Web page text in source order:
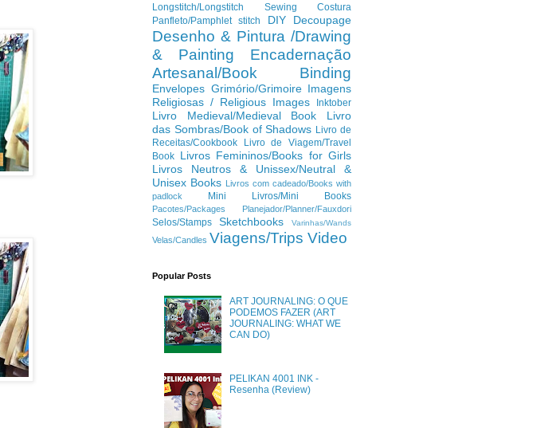
Longstitch/Longstitch Sewing
Costura
Panfleto/Pamphlet stitch
DIY Decoupage
Desenho & Pintura /Drawing
& Painting
Encadernação
Artesanal/Book Binding
Envelopes Grimório/Grimoire Imagens
Religiosas / Religious Images
Inktober
Livro Medieval/Medieval Book
Livro
das Sombras/Book of Shadows Livro de
Receitas/Cookbook
Livro de Viagem/Travel
Book Livros Femininos/Books for Girls
Livros Neutros & Unissex/Neutral &
Unisex Books Livros com cadeado/Books with
padlock
Mini Livros/Mini Books
Pacotes/Packages Planejador/Planner/Fauxdori
Selos/Stamps Sketchbooks Varinhas/Wands
Velas/Candles Viagens/Trips Video
Popular Posts
ART JOURNALING: O QUE
PODEMOS FAZER (ART
JOURNALING: WHAT WE
CAN DO)
PELIKAN 4001 INK -
Resenha (Review)